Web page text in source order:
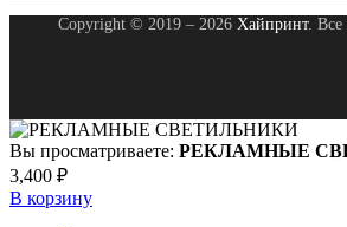
Copyright © 2019 – 2026 Хайпринт. Все
Вы просматриваете: РЕКЛАМНЫЕ
3,400 ₽
В корзину